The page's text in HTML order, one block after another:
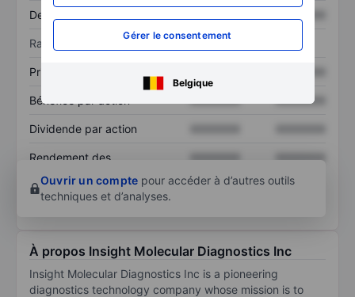
Gérer le consentement
Belgique
Dette totale
Ratios
Prix / ventes
Bénéfice par action XXXXXXX
Dividende par action
Rendement des
XXXXXXX
XXXXXXX
Ouvrir un compte pour accéder à d’autres outils
techniques et d’analyses.
À propos Insight Molecular Diagnostics Inc
Insight Molecular Diagnostics Inc is a pioneering
diagnostics technology company whose mission is to